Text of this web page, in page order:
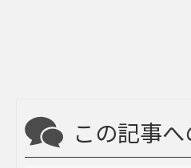
この記事